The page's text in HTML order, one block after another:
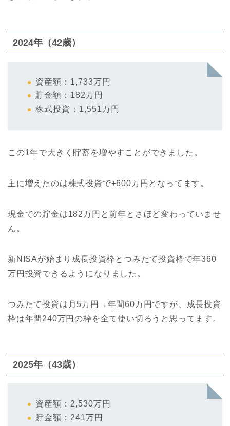
2024年（42歳）
資産額：1,733万円
貯金額：182万円
株式投資：1,551万円
この1年で大きく貯蓄を増やすことができました。
主に増えたのは株式投資で+600万円となってます。
現金での貯金は182万円と前年とさほど変わっていませ
ん。
新NISAが始まり成長投資枠とつみたて投資枠で年360
万円投資できるようになりました。
つみたて投資は月5万円→年間60万円ですが、成長投資
枠は年間240万円の枠を全て使い切ろうと思ってます。
2025年（43歳）
資産額：2,530万円
貯金額：241万円